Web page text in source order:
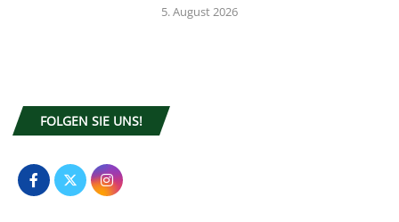
5. August 2026
FOLGEN SIE UNS!